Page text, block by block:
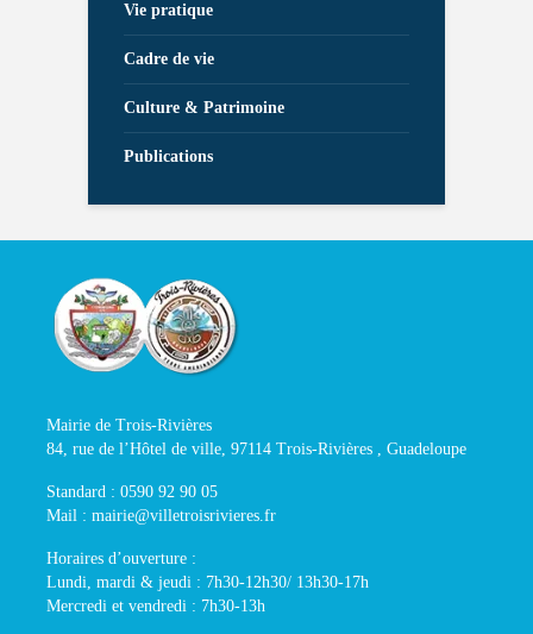
Vie pratique
Cadre de vie
Culture & Patrimoine
Publications
Mairie de Trois-Rivières
84, rue de l’Hôtel de ville, 97114 Trois-Rivières , Guadeloupe
Standard : 0590 92 90 05
Mail : mairie@villetroisrivieres.fr
Horaires d’ouverture :
Lundi, mardi & jeudi : 7h30-12h30/ 13h30-17h
Mercredi et vendredi : 7h30-13h